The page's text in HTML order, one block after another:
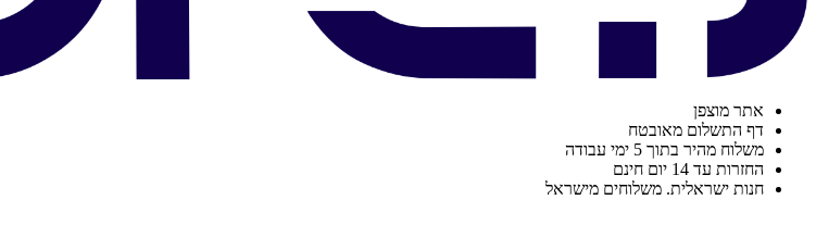
אתר מוצפן
דף התשלום מאובטח
משלוח מהיר בתוך 5 ימי עבודה
החזרות עד 14 יום חינם
חנות ישראלית. משלוחים מישראל